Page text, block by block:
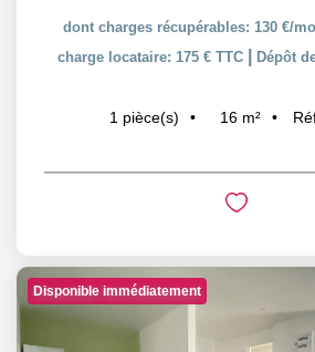
dont charges récupérables: 130 €/
charge locataire: 175 € TTC
Dépôt
1 pièce(s) 16 m²
Disponible immédiatement